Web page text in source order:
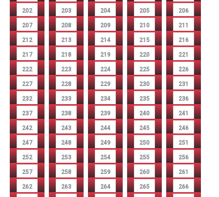
202 203 204 205 206
207 208 209 210 211
212 213 214 215 216
217 218 219 220 221
222 223 224 225 226
227 228 229 230 231
232 233 234 235 236
237 238 239 240 241
242 243 244 245 246
247 248 249 250 251
252 253 254 255 256
257 258 259 260 261
262 263 264 265 266